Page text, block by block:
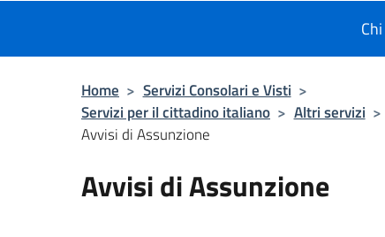
Home > Servizi Consolari e Visti >
Servizi per il cittadino italiano > Altri servizi >
Avvisi di Assunzione
Avvisi di Assunzione